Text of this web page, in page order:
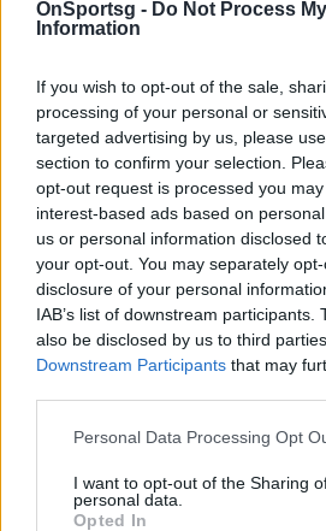
OnSportsg - Do Not Process
Information
If you wish to opt-out of the sale,
processing of your personal or
targeted advertising by us, please
section to confirm your selection.
opt-out request is processed you
interest-based ads based on
us or personal information disclosed
your opt-out. You may separately
disclosure of your personal
IAB’s list of downstream participants.
also be disclosed by us to third
Downstream Participants that may
Personal Data Processing Opt
I want to opt-out of the Sharing
personal data.
Opted In
Στους Νάγκετς ο Ίαν Κλαρκ
Νάγκετςδοκιμάζονται στο
Πόρτλαντ Τρέιλ Μπλέιζερς
(γάμπα) οδεύει προς νέο
σήμερα αποκτήθηκε ο Ίαν
καταλόγου των waivers,στον
από τους Γιούτα Τζαζ. Τέλος,
Όρεγκονθα παραταχθούν
Μάθιους (αχίλλειος
μέλη του δυναμικού είναι στη